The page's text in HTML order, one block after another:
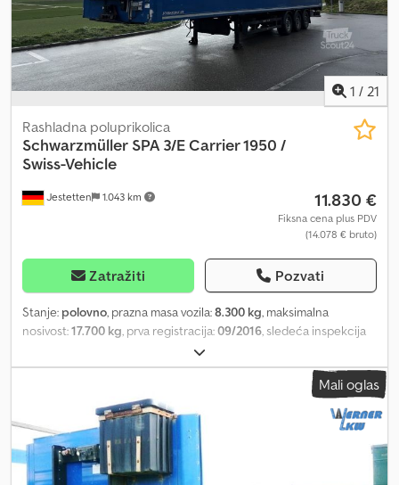
1 / 21
Jestetten 1.043 km
Rashladna poluprikolica
Schwarzmüller SPA 3/E Carrier 1950 /
Swiss-Vehicle
11.830 €
Fiksna cena plus PDV
(14.078 € bruto)
Zatražiti Pozvati
Stanje: polovno, prazna masa vozila:8.300 kg, maksimalna
nosivost:17.700 kg, prva registracija:09/2016, sledeća inspekcija
25.500 mm
dimenzija gume:385 / 55 R 22.5 / 8mm, dimenzija prednje gume:
Mali oglas